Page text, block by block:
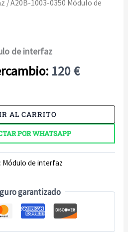
/ A20B-1003-0350 Módulo de
de interfaz
120€
AL CARRITO
POR WHATSAPP
Módulo de interfaz
garantizado